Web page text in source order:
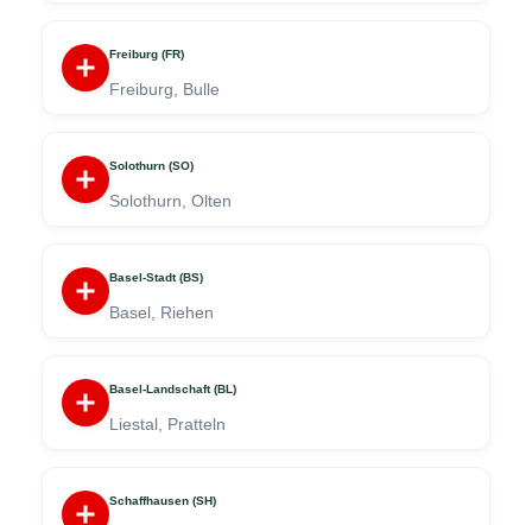
Freiburg (FR)
Freiburg, Bulle
Solothurn (SO)
Solothurn, Olten
Basel-Stadt (BS)
Basel, Riehen
Basel-Landschaft (BL)
Liestal, Pratteln
Schaffhausen (SH)